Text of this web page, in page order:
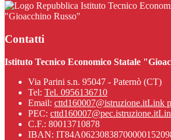
Istituto Tecnico
"Gioacchino Russo"
Contatti
Istituto Tecnico Economico Statale
Via Parini s.n. 95047 - Paternò (CT)
Tel: Tel. 0956136710
Email: cttd160007@istruzione.itLink
PEC: cttd160007@pec.istruzione.it
C.F.: 80013710878
IBAN: